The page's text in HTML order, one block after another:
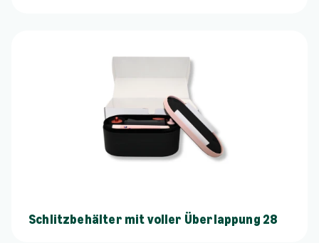
Schlitzbehälter mit voller Überlappung 28